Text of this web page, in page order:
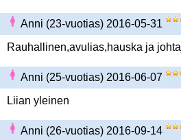
Anni (23-vuotias) 2016-05-31
Rauhallinen,avulias,hauska ja
Anni (25-vuotias) 2016-06-07
Liian yleinen
Anni (26-vuotias) 2016-09-14